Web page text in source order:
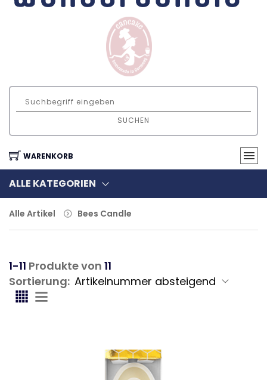
SUCHEN
WARENKORB
ALLE KATEGORIEN
Alle Artikel Bees Candle
1-11 Produkte von 11
Sortierung: